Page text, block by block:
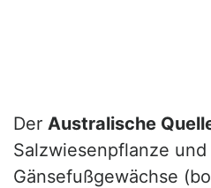
Der Australische
Salzwiesenpflanze
Gänsefußgewächse